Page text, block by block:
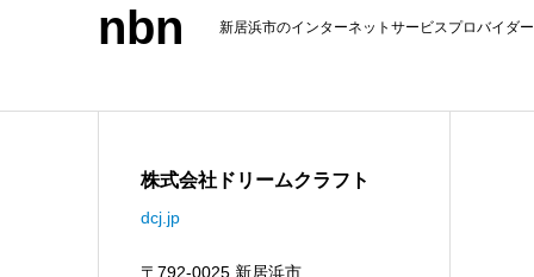
nbn 新居浜市のインターネットサービスプロバイダー
株式会社ドリームクラフト
dcj.jp
〒792-0025 新居浜市